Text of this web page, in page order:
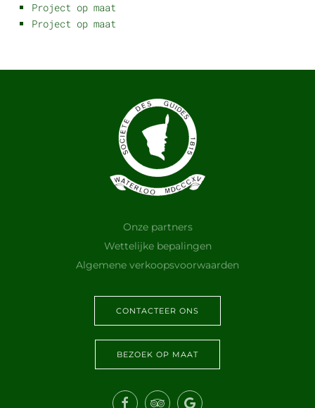
Project op maat
Project op maat
Onze partners
Wettelijke bepalingen
Algemene verkoopsvoorwaarden
CONTACTEER ONS
BEZOEK OP MAAT